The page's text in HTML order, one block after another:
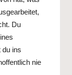
Du
du ins
nie